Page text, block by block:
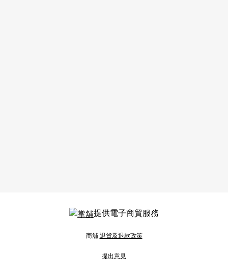
提供電子商貿服務
商舖退貨及退款政策
提出意見